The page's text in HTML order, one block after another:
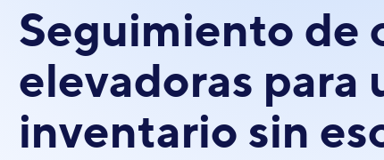
Seguimiento de
elevadoras para
inventario sin